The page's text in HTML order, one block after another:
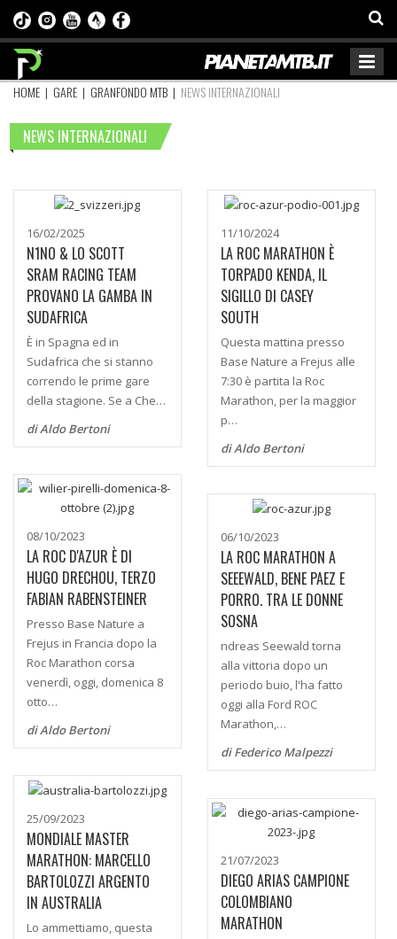
HOME | GARE | GRANFONDO MTB | NEWS INTERNAZIONALI
NEWS INTERNAZIONALI
16/02/2025
N1NO & LO SCOTT
SRAM RACING TEAM
PROVANO LA GAMBA IN
SUDAFRICA
È in Spagna ed in
Sudafrica che si stanno
correndo le prime gare
della stagione. Se a Che…
di Aldo Bertoni
11/10/2024
LA ROC MARATHON È
TORPADO KENDA, IL
SIGILLO DI CASEY
SOUTH
Questa mattina presso
Base Nature a Frejus alle
7:30 è partita la Roc
Marathon, per la maggior
p…
di Aldo Bertoni
08/10/2023
LA ROC D'AZUR È DI
HUGO DRECHOU, TERZO
FABIAN RABENSTEINER
Presso Base Nature a
Frejus in Francia dopo la
Roc Marathon corsa
venerdì, oggi, domenica 8
otto…
di Aldo Bertoni
06/10/2023
LA ROC MARATHON A
SEEEWALD, BENE PAEZ E
PORRO. TRA LE DONNE
SOSNA
ndreas Seewald torna
alla vittoria dopo un
periodo buio, l'ha fatto
oggi alla Ford ROC
Marathon,…
di Federico Malpezzi
25/09/2023
MONDIALE MASTER
MARATHON: MARCELLO
BARTOLOZZI ARGENTO
IN AUSTRALIA
Lo ammettiamo, questa
21/07/2023
DIEGO ARIAS CAMPIONE
COLOMBIANO
MARATHON